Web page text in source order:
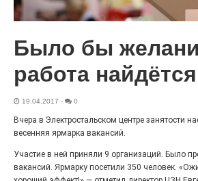
«С ними дядька Черномор»
Было бы
работа
19.04.2017 - 0
Вчера в Электростальском центре занятости
весенняя ярмарка вакансий.
Участие в ней приняли 9 организаций. Было
вакансий. Ярмарку посетили 350 человек.